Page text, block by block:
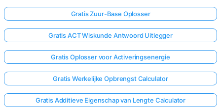
Gratis Zuur-Base Oplosser
Gratis ACT Wiskunde Antwoord Uitlegger
Gratis Oplosser voor Activeringsenergie
Gratis Werkelijke Opbrengst Calculator
Gratis Additieve Eigenschap van Lengte Calculator